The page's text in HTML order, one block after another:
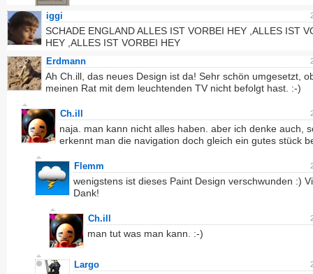
iggi
SCHADE ENGLAND ALLES IST VORBEI HEY ,ALLES IST
HEY ,ALLES IST VORBEI HEY
Erdmann
Ah Ch.ill, das neues Design ist da! Sehr schön umgesetzt,
meinen Rat mit dem leuchtenden TV nicht befolgt hast. :-)
Ch.ill
naja. man kann nicht alles haben. aber ich denke auch,
erkennt man die navigation doch gleich ein gutes stück
Flemm
wenigstens ist dieses Paint Design verschwunden :)
Dank!
Ch.ill
man tut was man kann. :-)
Largo